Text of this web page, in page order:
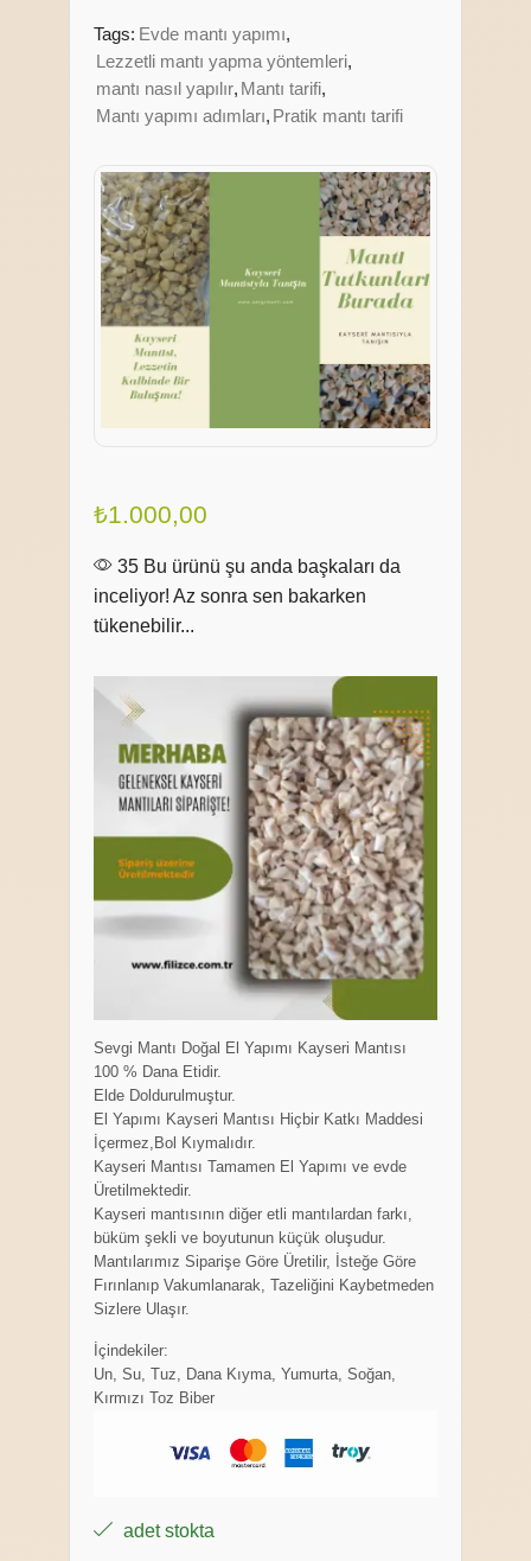
Tags: Evde mantı yapımı,
Lezzetli mantı yapma yöntemleri,
mantı nasıl yapılır, Mantı tarifi,
Mantı yapımı adımları, Pratik mantı tarifi
₺1.000,00
35 Bu ürünü şu anda başkaları da
inceliyor! Az sonra sen bakarken
tükenebilir...
Sevgi Mantı Doğal El Yapımı Kayseri Mantısı
100 % Dana Etidir.
Elde Doldurulmuştur.
El Yapımı Kayseri Mantısı Hiçbir Katkı Maddesi
İçermez,Bol Kıymalıdır.
Kayseri Mantısı Tamamen El Yapımı ve evde
Üretilmektedir.
Kayseri mantısının diğer etli mantılardan farkı,
büküm şekli ve boyutunun küçük oluşudur.
Mantılarımız Siparişe Göre Üretilir, İsteğe Göre
Fırınlanıp Vakumlanarak, Tazeliğini Kaybetmeden
Sizlere Ulaşır.
İçindekiler:
Un, Su, Tuz, Dana Kıyma, Yumurta, Soğan,
Kırmızı Toz Biber
adet stokta